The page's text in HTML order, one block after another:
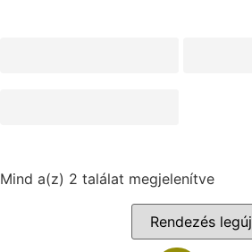
Mind a(z) 2 találat megjelenítve